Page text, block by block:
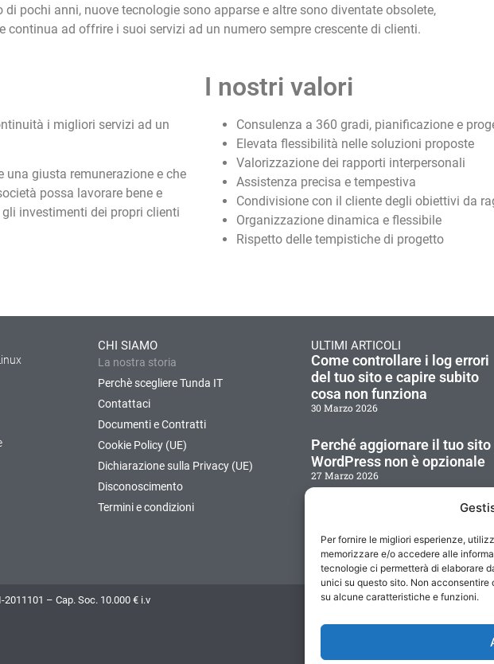
Per fornire le migliori esperienze,
memorizzare e/o accedere alle
tecnologie ci permetterà di elaborare
unici su questo sito. Non
su alcune caratteristiche e funzioni.
pochi anni, nuove tecnologie sono apparse e altre sono diventate obsolete,
continua ad offrire i suoi servizi ad un numero sempre crescente di clienti.
i migliori servizi ad un
una giusta remunerazione e che
possa lavorare bene e
investimenti dei propri clienti
I nostri valori
Consulenza a 360 gradi, pianificazione e
Elevata flessibilità nelle soluzioni proposte
Valorizzazione dei rapporti interpersonali
Assistenza precisa e tempestiva
Condivisione con il cliente degli obiettivi da
Organizzazione dinamica e flessibile
Rispetto delle tempistiche di progetto
CHI SIAMO
La nostra storia
Perchè scegliere Tunda IT
Contattaci
Documenti e Contratti
Cookie Policy (UE)
Dichiarazione sulla Privacy (UE)
Disconoscimento
Termini e condizioni
ULTIMI ARTICOLI
Come controllare i log errori
del tuo sito e capire subito
cosa non funziona
30 Marzo 2026
Perché aggiornare il tuo sito
WordPress non è opzionale
27 Marzo 2026
proteggersi da rischi
25 Marzo 2026
– Cap. Soc. 10.000 € i.v